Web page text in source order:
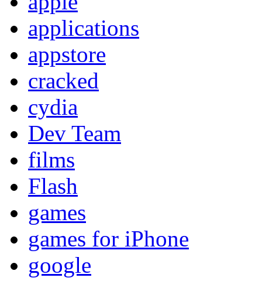
applications
appstore
cracked
cydia
Dev Team
films
Flash
games
games for iPhone
google